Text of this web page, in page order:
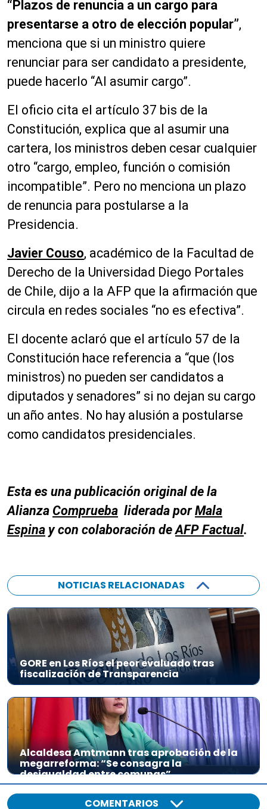
“Plazos de renuncia a un cargo para
presentarse a otro de elección popular”,
menciona que si un ministro quiere
renunciar para ser candidato a presidente,
puede hacerlo “Al asumir cargo”.
El oficio cita el artículo 37 bis de la
Constitución, explica que al asumir una
cartera, los ministros deben cesar cualquier
otro “cargo, empleo, función o comisión
incompatible”. Pero no menciona un plazo
de renuncia para postularse a la
Presidencia.
Javier Couso, académico de la Facultad de
Derecho de la Universidad Diego Portales
de Chile, dijo a la AFP que la afirmación que
circula en redes sociales “no es efectiva”.
El docente aclaró que el artículo 57 de la
Constitución hace referencia a “que (los
ministros) no pueden ser candidatos a
diputados y senadores” si no dejan su cargo
un año antes. No hay alusión a postularse
como candidatos presidenciales.
Esta es una publicación original de la
Alianza Comprueba liderada porMala
Espina y con colaboración deAFP Factual.
NOTICIAS RELACIONADAS
GORE en Los Ríos el peor evaluado tras
fiscalización de Transparencia
Alcaldesa Amtmann tras aprobación de la
megarreforma: “Se consagra la
desigualdad entre comunas”
COMENTARIOS